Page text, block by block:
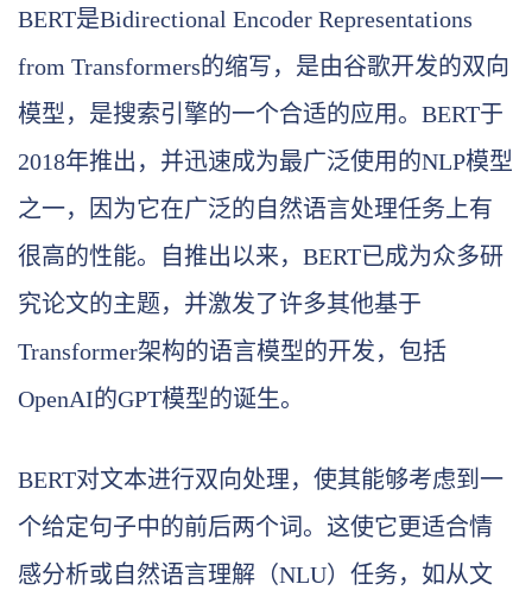
BERT是Bidirectional Encoder Representations
from Transformers的缩写，是由谷歌开发的双向
模型，是搜索引擎的一个合适的应用。BERT于
2018年推出，并迅速成为最广泛使用的NLP模型
之一，因为它在广泛的自然语言处理任务上有
很高的性能。自推出以来，BERT已成为众多研
究论文的主题，并激发了许多其他基于
Transformer架构的语言模型的开发，包括
OpenAI的GPT模型的诞生。
BERT对文本进行双向处理，使其能够考虑到一
个给定句子中的前后两个词。这使它更适合情
感分析或自然语言理解（NLU）任务，如从文